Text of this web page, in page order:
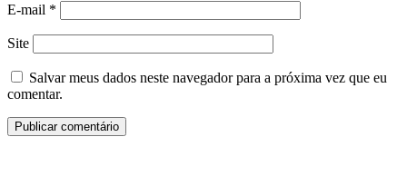
E-mail *
Site
Salvar meus dados neste navegador para a próxima vez que eu
comentar.